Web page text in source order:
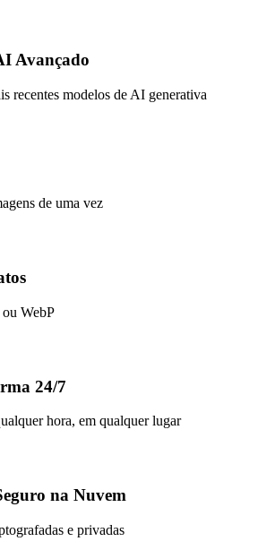
Avançado
recentes modelos de AI generativa
de uma vez
WebP
24/7
hora, em qualquer lugar
na Nuvem
e privadas